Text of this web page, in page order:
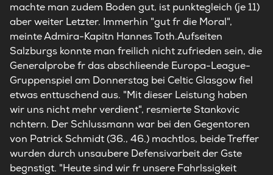
machte man zudem Boden gut, ist punktegleich (je 11)
aber weiter Letzter. Immerhin "gut fr die Moral",
meinte Admira-Kapitn Hannes Toth.Aufseiten
Salzburgs konnte man freilich nicht zufrieden sein, die
Generalprobe fr das abschlieende Europa-League-
Gruppenspiel am Donnerstag bei Celtic Glasgow fiel
etwas enttuschend aus. "Mit dieser Leistung haben
wir uns nicht mehr verdient", resmierte Stankovic
nchtern. Der Schlussmann war bei den Gegentoren
von Patrick Schmidt (36., 46.) machtlos, beide Treffer
wurden durch unsaubere Defensivarbeit der Gste
begnstigt. "Heute sind wir fr unsere Fahrlssigkeit